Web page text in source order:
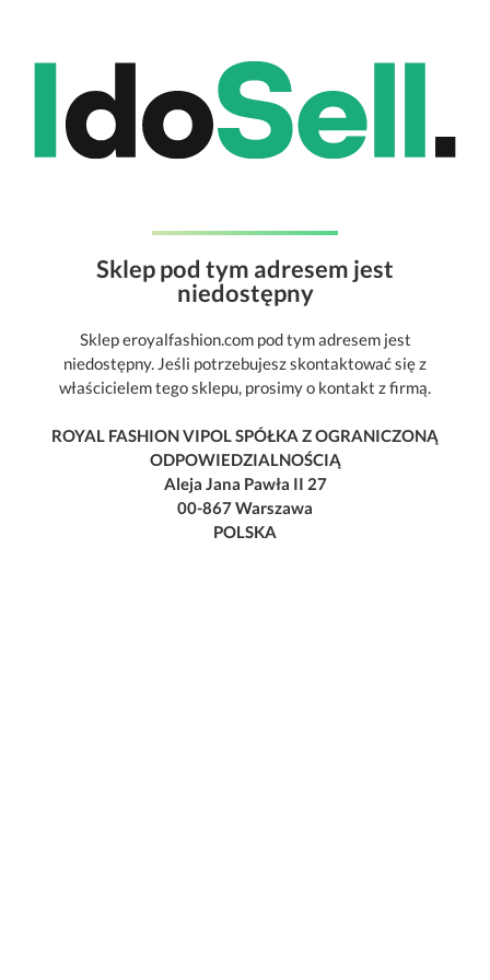
Sklep pod tym adresem jest
niedostępny
Sklep eroyalfashion.com pod tym adresem jest
niedostępny. Jeśli potrzebujesz skontaktować się z
właścicielem tego sklepu, prosimy o kontakt z firmą.
ROYAL FASHION VIPOL SPÓŁKA Z OGRANICZONĄ
ODPOWIEDZIALNOŚCIĄ
Aleja Jana Pawła II 27
00-867 Warszawa
POLSKA